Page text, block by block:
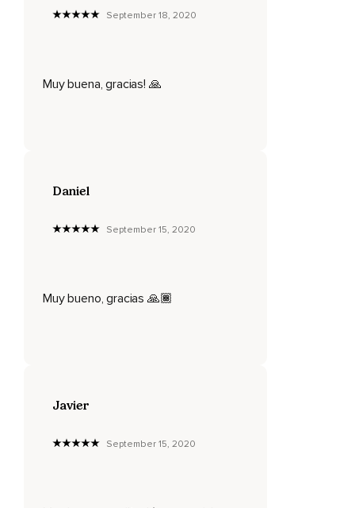
Sostén el aire por un momento.
Haz una breve pausa y descansa en ella.
Haciendo la práctica poderosa,
Vamos a atender a la mente.
September 18, 2020
Muy buena, gracias! 🙏
Daniel
September 15, 2020
Muy bueno, gracias 🙏🏾
Javier
September 15, 2020